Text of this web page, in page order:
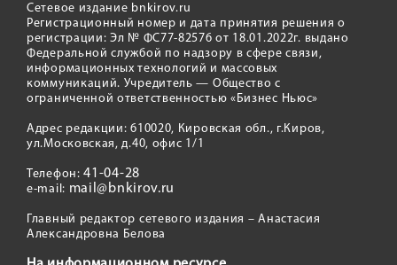
Сетевое издание bnkirov.ru
Регистрационный номер и дата принятия решения о
регистрации: Эл № ФС77-82576 от 18.01.2022г. выдано
Федеральной службой по надзору в сфере связи,
информационных технологий и массовых
коммуникаций. Учредитель — Общество с
ограниченной ответственностью «Бизнес Ньюс»
Адрес редакции: 610020, Кировская обл., г.Киров,
ул.Московская, д.40, офис 1/1
Телефон:41-04-28
e-mail: mail@bnkirov.ru
Главный редактор сетевого издания – Анастасия
Александровна Белова